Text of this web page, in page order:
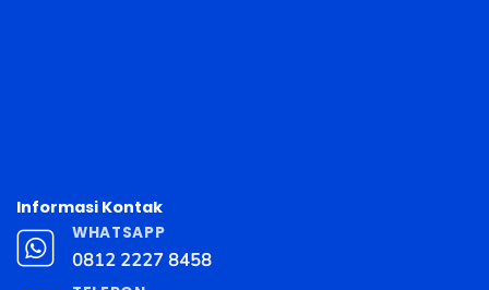
Informasi Kontak
WHATSAPP
0812 2227 8458